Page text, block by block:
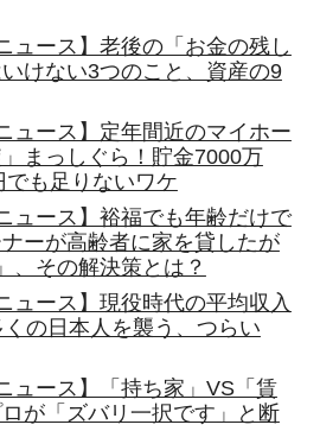
ュース】老後の「お金の残し
けない3つのこと、資産の9
ュース】定年間近のマイホー
まっしぐら！貯金7000万
でも足りないワケ
ュース】裕福でも年齢だけで
ーが高齢者に家を貸したが
、その解決策とは？
ュース】現役時代の平均収入
の日本人を襲う、つらい
ュース】「持ち家」VS「賃
が「ズバリ一択です」と断